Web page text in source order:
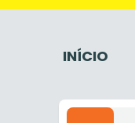
INÍCIO